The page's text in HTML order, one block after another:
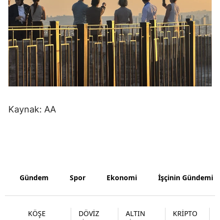
Samsun
Siirt
Sinop
Sivas
Şanlıurfa
Uşak
Van
Kaynak: AA
Gündem Spor Ekonomi İşçinin Gündemi
KÖŞE
DÖVİZ
ALTIN
KRİPTO